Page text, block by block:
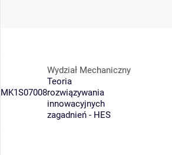
MK1S07008
Wydział Mechaniczny
Teoria
rozwiązywania
innowacyjnych
zagadnień - HES